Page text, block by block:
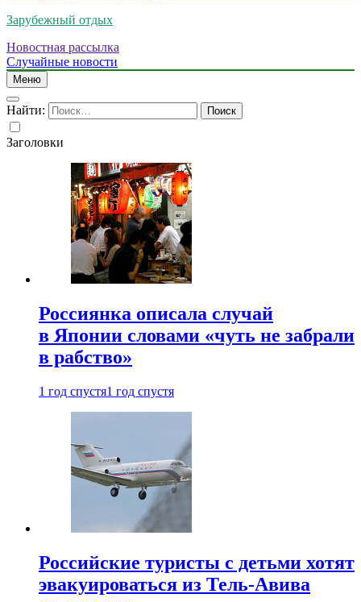
Зарубежный отдых
Новостная рассылка
Случайные новости
Меню
Найти:
Заголовки
Россиянка описала случай
в Японии словами «чуть не забрали
в рабство»
1 год спустя1 год спустя
Российские туристы с детьми хотят
эвакуироваться из Тель-Авива